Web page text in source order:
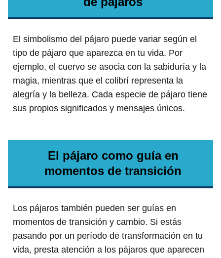
El simbolismo del pájaro puede variar según el
tipo de pájaro que aparezca en tu vida. Por
ejemplo, el cuervo se asocia con la sabiduría y la
magia, mientras que el colibrí representa la
alegría y la belleza. Cada especie de pájaro tiene
sus propios significados y mensajes únicos.
El pájaro como guía en
momentos de transición
Los pájaros también pueden ser guías en
momentos de transición y cambio. Si estás
pasando por un período de transformación en tu
vida, presta atención a los pájaros que aparecen